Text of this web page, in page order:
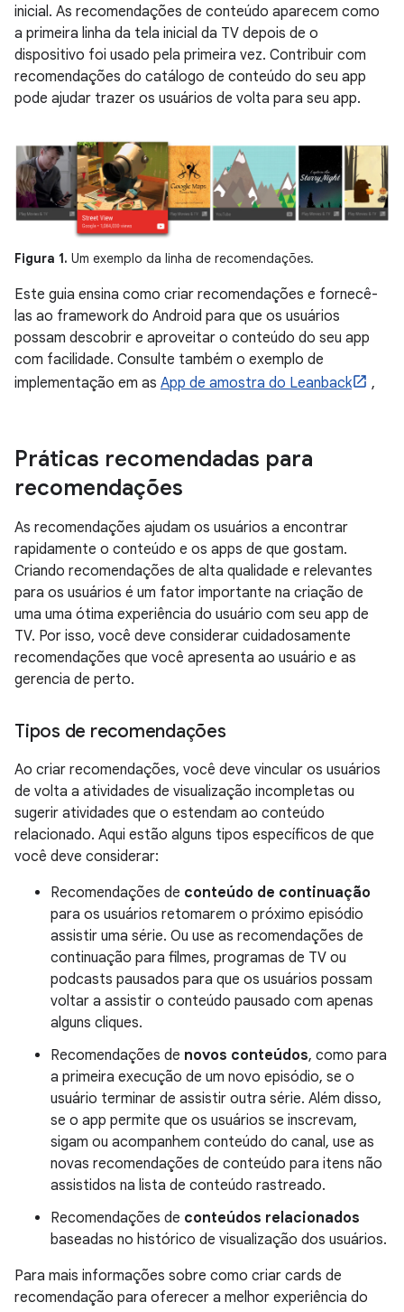
inicial. As recomendações de conteúdo aparecem como
a primeira linha da tela inicial da TV depois de o
dispositivo foi usado pela primeira vez. Contribuir com
recomendações do catálogo de conteúdo do seu app
pode ajudar trazer os usuários de volta para seu app.
Figura 1. Um exemplo da linha de recomendações.
Este guia ensina como criar recomendações e fornecê-
las ao framework do Android para que os usuários
possam descobrir e aproveitar o conteúdo do seu app
com facilidade. Consulte também o exemplo de
implementação em as App de amostra do Leanback ,
Práticas recomendadas para
recomendações
As recomendações ajudam os usuários a encontrar
rapidamente o conteúdo e os apps de que gostam.
Criando recomendações de alta qualidade e relevantes
para os usuários é um fator importante na criação de
uma uma ótima experiência do usuário com seu app de
TV. Por isso, você deve considerar cuidadosamente
recomendações que você apresenta ao usuário e as
gerencia de perto.
Tipos de recomendações
Ao criar recomendações, você deve vincular os usuários
de volta a atividades de visualização incompletas ou
sugerir atividades que o estendam ao conteúdo
relacionado. Aqui estão alguns tipos específicos de que
você deve considerar:
Recomendações de conteúdo de continuação
para os usuários retomarem o próximo episódio
assistir uma série. Ou use as recomendações de
continuação para filmes, programas de TV ou
podcasts pausados para que os usuários possam
voltar a assistir o conteúdo pausado com apenas
alguns cliques.
Recomendações de novos conteúdos, como para
a primeira execução de um novo episódio, se o
usuário terminar de assistir outra série. Além disso,
se o app permite que os usuários se inscrevam,
sigam ou acompanhem conteúdo do canal, use as
novas recomendações de conteúdo para itens não
assistidos na lista de conteúdo rastreado.
Recomendações de conteúdos relacionados
baseadas no histórico de visualização dos usuários.
Para mais informações sobre como criar cards de
recomendação para oferecer a melhor experiência do